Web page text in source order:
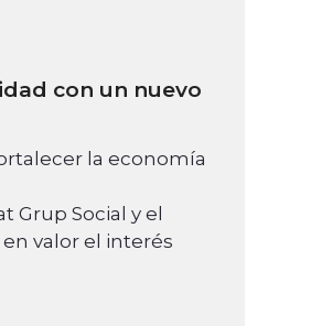
con un nuevo
la economía
Grup Social y el
valor el interés